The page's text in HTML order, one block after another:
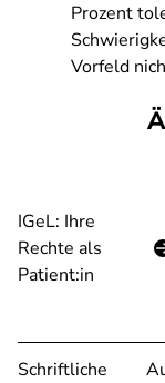
Prozent
Vorfeld
IGeL: Ihre
Rechte als
Patient:in
Schriftliche